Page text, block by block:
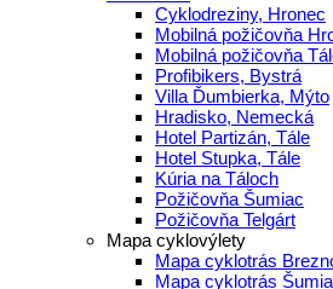
Cyklodreziny, Hronec
Mobilná požičovňa
Mobilná požičovňa
Profibikers, Bystrá
Villa Ďumbierka, Mýto
Hradisko, Nemecká
Hotel Partizán, Tále
Hotel Stupka, Tále
Kúria na Táloch
Požičovňa Šumiac
Požičovňa Telgárt
Mapa cyklovýlety
Mapa cyklotrás
Mapa cyklotrás